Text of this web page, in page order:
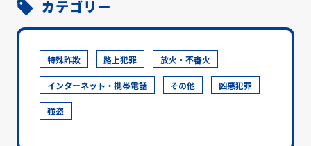
カテゴリー
特殊詐欺 路上犯罪 放火・不審火
インターネット・携帯電話 その他 凶悪犯罪
強盗